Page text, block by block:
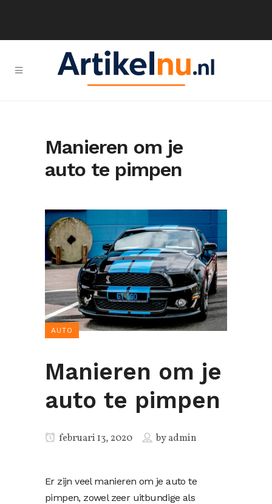
Manieren om je
auto te pimpen
AUTO
Manieren om je
auto te pimpen
februari 13, 2020 byadmin
Er zijn veel manieren om je auto te
pimpen, zowel zeer uitbundige als